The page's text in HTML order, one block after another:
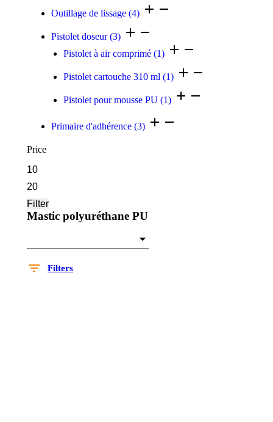
Outillage de lissage (4)
Pistolet doseur(3)
Pistolet à air comprimé (1)
Pistolet cartouche 310 ml (1)
Pistolet pour mousse PU (1)
Primaire d'adhérence (3)
Price
Filter
Mastic polyuréthane PU
Filters